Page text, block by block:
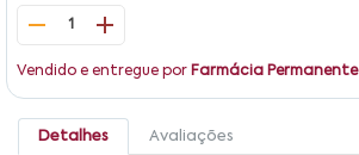
1
Vendido e entregue por Farmácia Permanente
Detalhes Avaliações